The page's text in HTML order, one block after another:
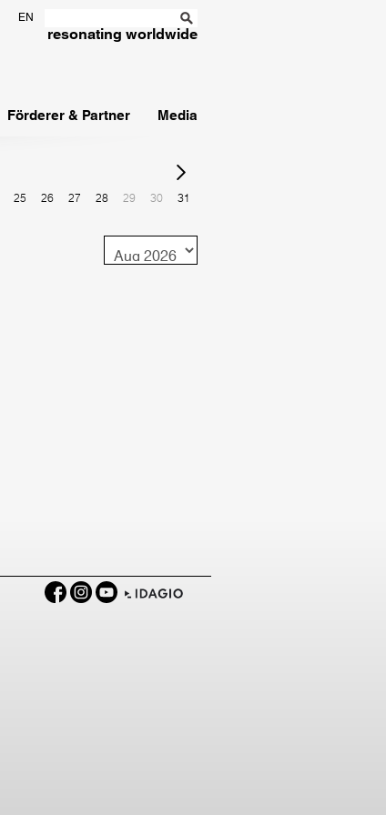
Förderer & Partner Media
EN
resonating worldwide
25 26 27 28 29 30 31
Monat
FacebookInstagramYouTube